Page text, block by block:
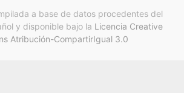
a base de datos procedentes del
y disponible bajo la Licencia Creative
Atribución-CompartirIgual 3.0